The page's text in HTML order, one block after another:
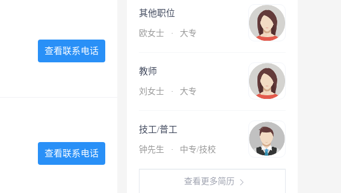
其他职位
欧女士 · 大专
教师
刘女士 · 大专
技工/普工
钟先生 · 中专/技校
查看更多简历
查看联系电话
查看联系电话